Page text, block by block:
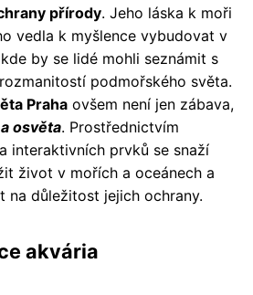
přírody. Jeho láska k moři
vedla k myšlence vybudovat v
by se lidé mohli seznámit s
podmořského světa.
Praha ovšem není jen zábava,
osvěta. Prostřednictvím
interaktivních prvků se snaží
život v mořích a oceánech a
na důležitost jejich ochrany.
akvária